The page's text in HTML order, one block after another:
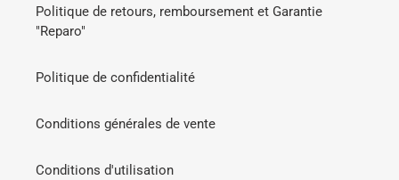
Politique de retours, remboursement et Garantie
"Reparo"
Politique de confidentialité
Conditions générales de vente
Conditions d'utilisation